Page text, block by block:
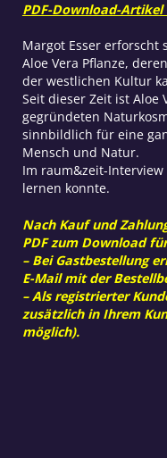
PDF-Download-Artikel
Margot Esser erforscht
Aloe Vera Pflanze,
der westlichen Kultur
Seit dieser Zeit ist Aloe
gegründeten
sinnbildlich für eine
Mensch und Natur.
Im raum&zeit-
lernen konnte.
Nach Kauf und
PDF zum Download
– Bei Gastbestellung
E-Mail mit der
– Als registrierter
zusätzlich in Ihrem
möglich).